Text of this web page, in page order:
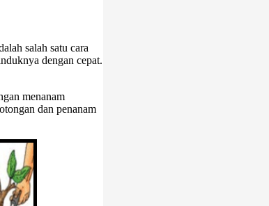
salah satu cara
dengan cepat.
menanam
dan penanam